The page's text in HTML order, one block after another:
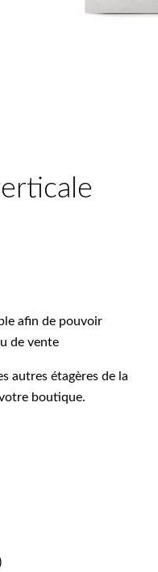
afin de pouvoir
de vente
autres étagères de la
boutique.